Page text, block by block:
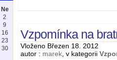
Vzpomínka na
Vloženo Březen 18. 2012
autor : marek , v kategorii
Ne
2
9
16
23
30